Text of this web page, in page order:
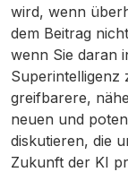
wird, wenn
dem Beitrag
wenn Sie daran
Superintelligenz
greifbarere,
neuen und
diskutieren, die
Zukunft der KI